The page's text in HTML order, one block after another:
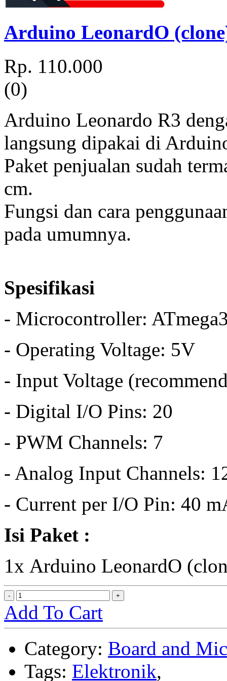
Arduino LeonardO
Rp. 110.000
(0)
Arduino Leonardo R3
langsung dipakai di
Paket penjualan sudah
cm.
Fungsi dan cara
pada umumnya.
Spesifikasi
- Microcontroller:
- Operating Voltage: 5V
- Input Voltage
- Digital I/O Pins: 20
- PWM Channels: 7
- Analog Input Channels:
- Current per I/O Pin: 40
Isi Paket :
1x Arduino LeonardO
Add To Cart
Category: Board and
Tags: Elektronik,